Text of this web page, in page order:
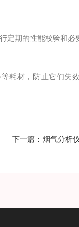
期的性能校验和必
材，防止它们失
下一篇：烟气分析仪